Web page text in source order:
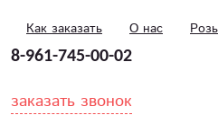
Как заказать О нас
8-961-745-00-02
заказать звонок